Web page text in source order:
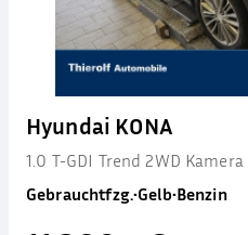
Hyundai KONA
1.0 T-GDI Trend 2WD
Gebrauchtfzg.•Gelb•Benzin